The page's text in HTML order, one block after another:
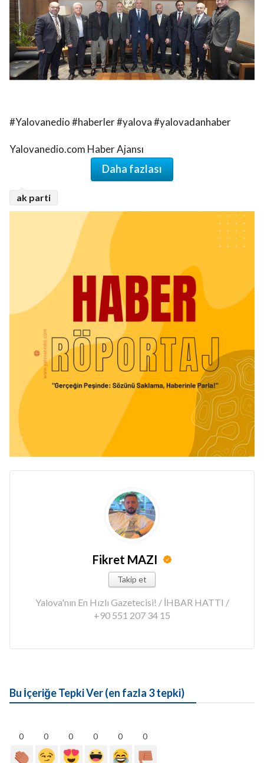
#Yalovanedio #haberler #yalova #yalovadanhaber
Yalovanedio.com Haber Ajansı
Daha fazlası
ak parti
Fikret MAZI
Takip et
Yalova'nın En Hızlı Gazetecisi! / İHBAR HATTI /
+90 551 207 34 15
Bu İçeriğe Tepki Ver (en fazla 3 tepki)
0 0 0 0 0 0